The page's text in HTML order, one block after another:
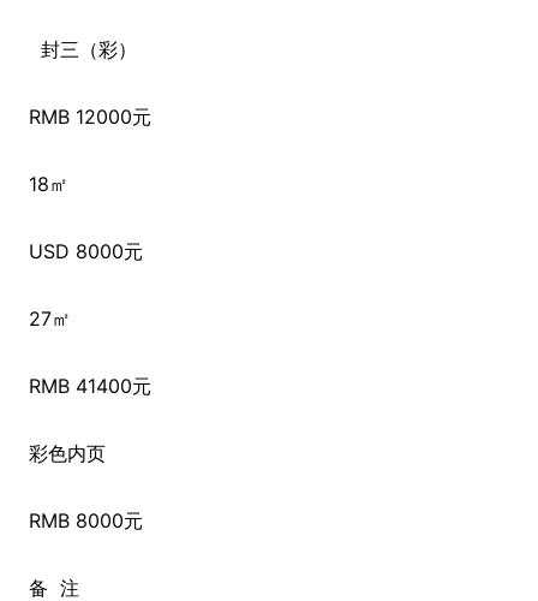
封三（彩）
RMB 12000元
18㎡
USD 8000元
27㎡
RMB 41400元
彩色内页
RMB 8000元
备 注